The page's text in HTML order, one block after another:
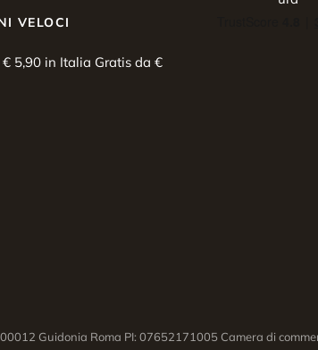
VELOCI
5,90 in Italia Gratis da €
Guidonia Roma PI: 07652171005 Camera di